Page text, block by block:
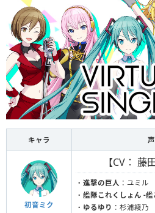
キャラ
初音ミク
【CV： 藤
・ 進撃の巨人 ：ユミル
・ 艦隊これくしょん -艦
・ ゆるゆり ：杉浦綾乃